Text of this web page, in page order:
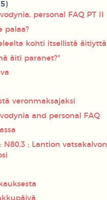
personal FAQ PT II
palaa?
kohti itsellistä äitiyttä
äiti paranet?"
veronmaksajaksi
and personal FAQ
N80.3 ; Lantion vatsakalvon